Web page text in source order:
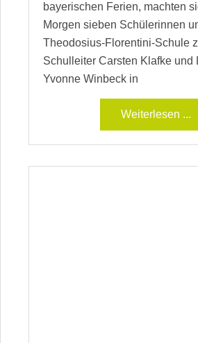
bayerischen Ferien, machten
Morgen sieben Schülerinnen
Theodosius-Florentini-Schule
Schulleiter Carsten Klafke und
Yvonne Winbeck in
Weiterlesen ...